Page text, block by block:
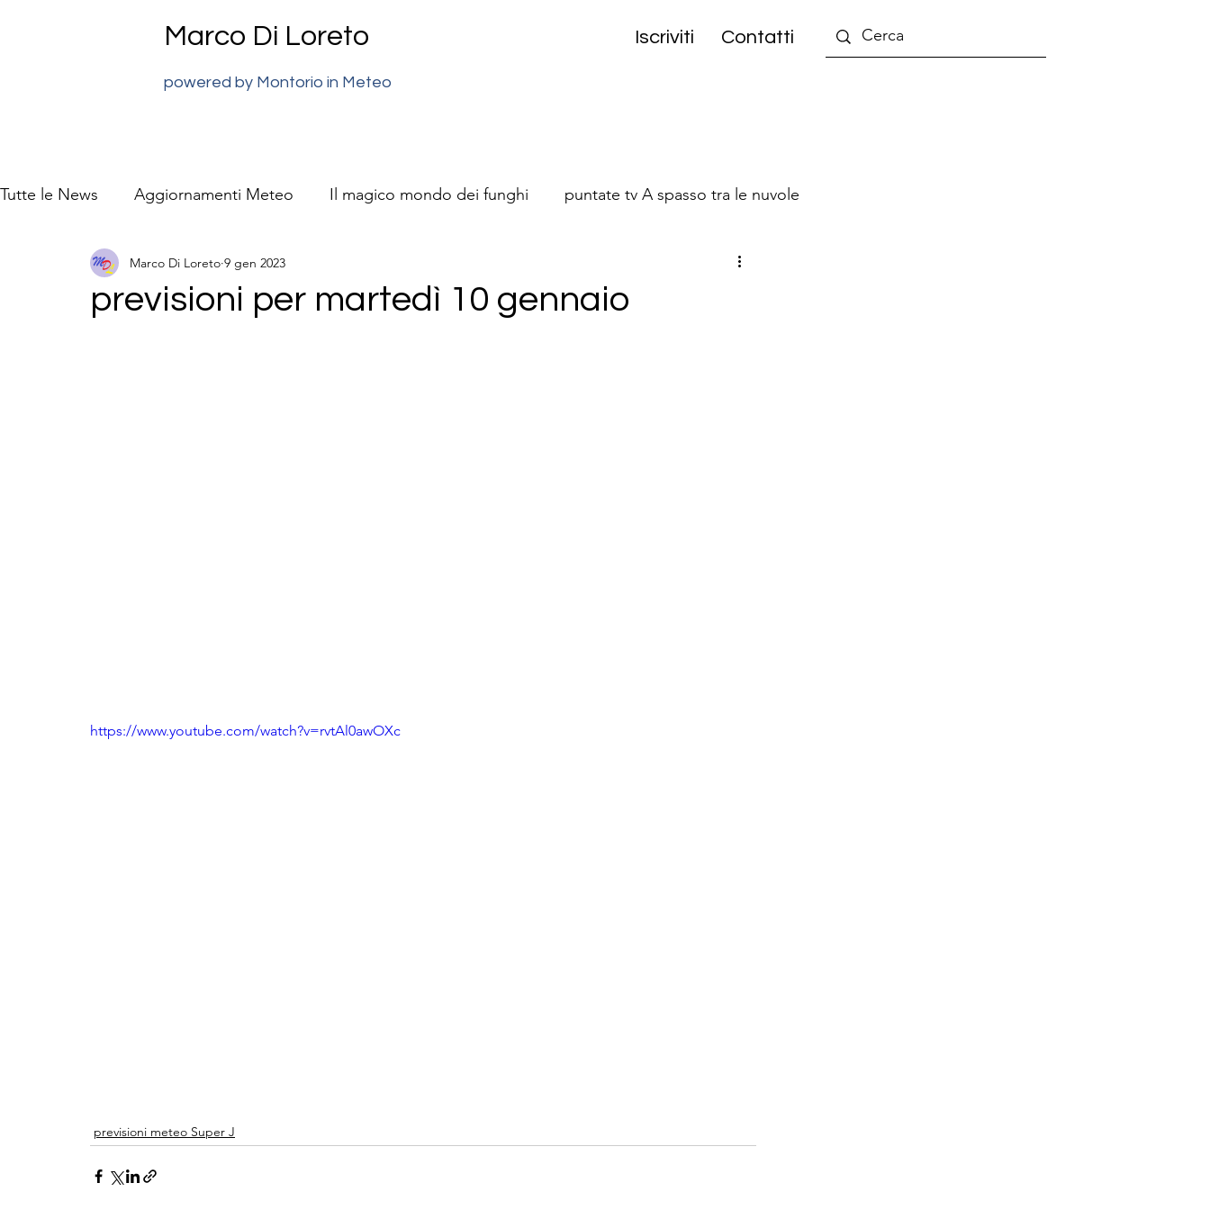
Marco Di Loreto Iscriviti Contatti
powered by Montorio in Meteo
Tutte le News Aggiornamenti Meteo Il magico mondo dei funghi puntate tv A spasso tra le nuvole
previsioni meteo Super J La natura video racconta
previsioni per martedì 10 gennaio
Marco Di Loreto 9 gen 2023
https://www.youtube.com/watch?v=rvtAl0awOXc
previsioni meteo Super J